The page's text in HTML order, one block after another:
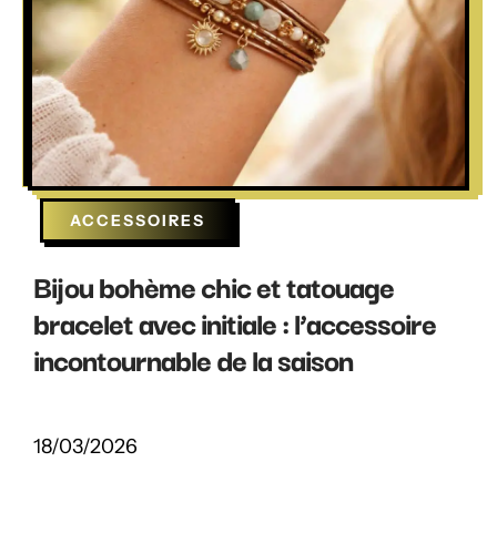
ACCESSOIRES
Bijou bohème chic et tatouage
bracelet avec initiale : l’accessoire
incontournable de la saison
18/03/2026